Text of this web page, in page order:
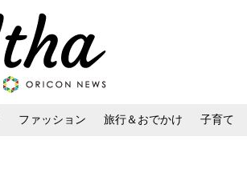
ファッション 旅行＆おでかけ 子育て